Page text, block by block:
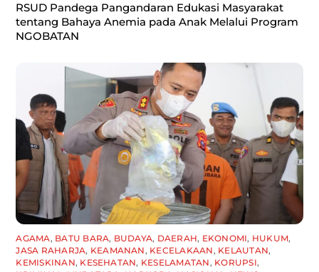
RSUD Pandega Pangandaran Edukasi Masyarakat
tentang Bahaya Anemia pada Anak Melalui Program
NGOBATAN
AGAMA, BATU BARA, BUDAYA, DAERAH, EKONOMI, HUKUM,
JASA RAHARJA, KEAMANAN, KECELAKAAN, KELAUTAN,
KEMISKINAN, KESEHATAN, KESELAMATAN, KORUPSI,